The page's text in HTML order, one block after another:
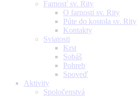
Farnosť sv. Rity
O farnosti sv. Rity
Púte do kostola sv. Rity
Kontakty
Sviatosti
Krst
Sobáš
Pohreb
Spoveď
Aktivity
Spoločenstvá